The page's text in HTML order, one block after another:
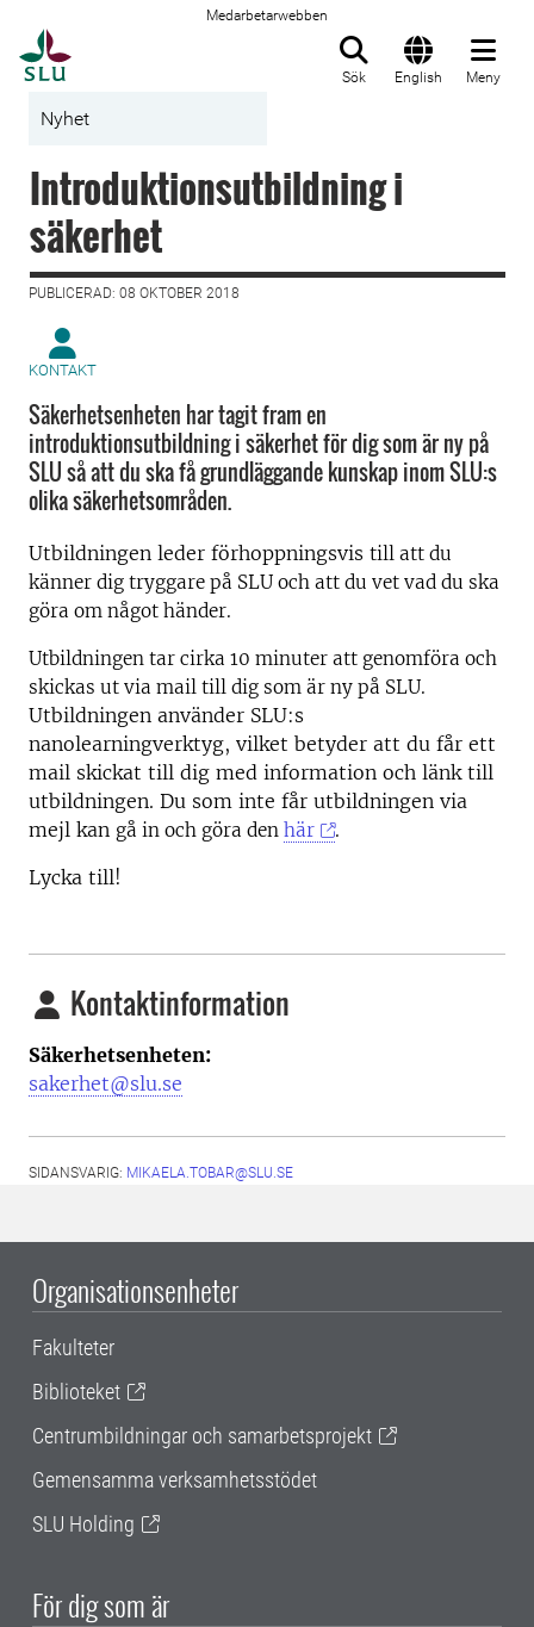
Medarbetarwebben
Sök English Meny
Nyhet
Introduktionsutbildning i
säkerhet
PUBLICERAD: 08 OKTOBER 2018
KONTAKT
Säkerhetsenheten har tagit fram en
introduktionsutbildning i säkerhet för dig som är ny på
SLU så att du ska få grundläggande kunskap inom SLU:s
olika säkerhetsområden.
Utbildningen leder förhoppningsvis till att du
känner dig tryggare på SLU och att du vet vad du ska
göra om något händer.
Utbildningen tar cirka 10 minuter att genomföra och
skickas ut via mail till dig som är ny på SLU.
Utbildningen använder SLU:s
nanolearningverktyg, vilket betyder att du får ett
mail skickat till dig med information och länk till
utbildningen. Du som inte får utbildningen via
mejl kan gå in och göra den här .
Lycka till!
Kontaktinformation
Säkerhetsenheten:
sakerhet@slu.se
SIDANSVARIG: MIKAELA.TOBAR@SLU.SE
Organisationsenheter
Fakulteter
Biblioteket
Centrumbildningar och samarbetsprojekt
Gemensamma verksamhetsstödet
SLU Holding
För dig som är